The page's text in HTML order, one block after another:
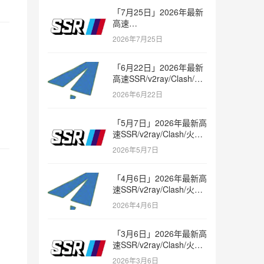
「7月25日」2026年最新
高速
SSR/v2ray/Clash/trojan
节点免费分享
2026年7月25日
「6月22日」2026年最新
高速SSR/v2ray/Clash/火
箭节点免费分享
2026年6月22日
「5月7日」2026年最新高
速SSR/v2ray/Clash/火箭
节点免费分享
2026年5月7日
「4月6日」2026年最新高
速SSR/v2ray/Clash/火箭
节点免费分享
2026年4月6日
「3月6日」2026年最新高
速SSR/v2ray/Clash/火箭
节点免费分享
2026年3月6日